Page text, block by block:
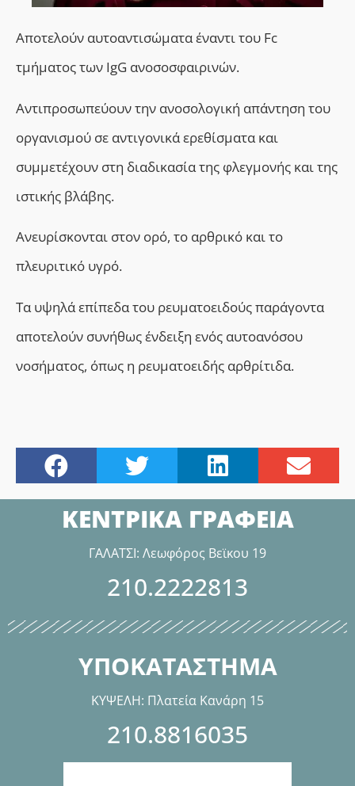
Aποτελούν αυτοαντισώματαέναντι του Fc
τμήματος των IgG ανοσοσφαιρινών.
Αντιπροσωπεύουν την ανοσολογική απάντηση του
οργανισμού σε αντιγονικά ερεθίσματα και
συμμετέχουν στη διαδικασία της φλεγμονής και της
ιστικής βλάβης.
Ανευρίσκονται στον ορό, το αρθρικό και το
πλευριτικό υγρό.
Τα υψηλά επίπεδα του ρευματοειδούς παράγοντα
αποτελούν συνήθως ένδειξη ενός αυτοανόσου
νοσήματος, όπως η ρευματοειδής αρθρίτιδα.
ΚΕΝΤΡΙΚΑ ΓΡΑΦΕΙΑ
ΓΑΛΑΤΣΙ: Λεωφόρος Βεϊκου 19
210.2222813
ΥΠΟΚΑΤΑΣΤΗΜΑ
ΚΥΨΕΛΗ: Πλατεία Κανάρη 15
210.8816035